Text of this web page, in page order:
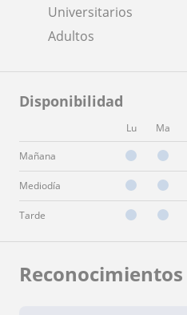
Universitarios
Adultos
Disponibilidad
Lu Ma
Mañana
Mediodía
Tarde
Reconocimientos